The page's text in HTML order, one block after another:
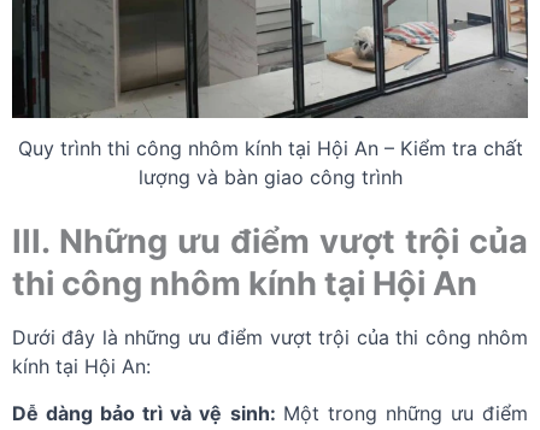
Quy trình thi công nhôm kính tại Hội An – Kiểm tra chất
lượng và bàn giao công trình
III. Những ưu điểm vượt trội của
thi công nhôm kính tại Hội An
Dưới đây là những ưu điểm vượt trội của thi công nhôm
kính tại Hội An:
Dễ dàng bảo trì và vệ sinh: Một trong những ưu điểm